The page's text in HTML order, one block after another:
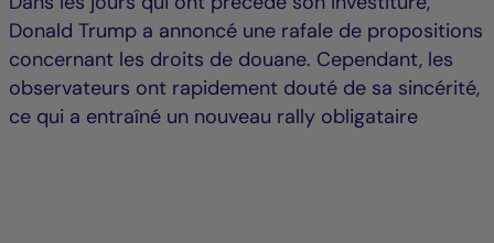
Donald Trump a annoncé une rafale de propositions
concernant les droits de douane. Cependant, les
observateurs ont rapidement douté de sa sincérité,
ce qui a entraîné un nouveau rally obligataire